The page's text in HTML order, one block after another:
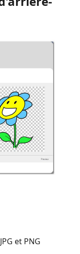
JPG et PNG